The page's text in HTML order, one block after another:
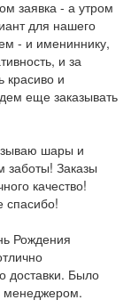
заявка - а утром
для нашего
- и имениннику,
и за
и
еще заказывать
шары и
заботы! Заказы
качество!
Рождения
доставки. Было
менеджером.